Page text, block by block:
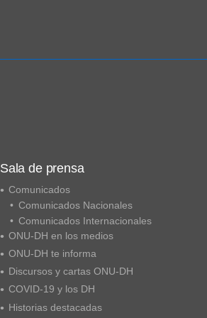
Sala de prensa
Comunicados
Comunicados Nacionales
Comunicados Internacionales
ONU-DH en los medios
ONU-DH te informa
Discursos y cartas ONU-DH
COVID-19 y los DH
Historias destacadas